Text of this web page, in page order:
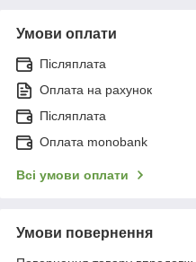
Умови оплати
Післяплата
Оплата на рахунок
Післяплата
Оплата monobank
Всі умови оплати
Умови повернення